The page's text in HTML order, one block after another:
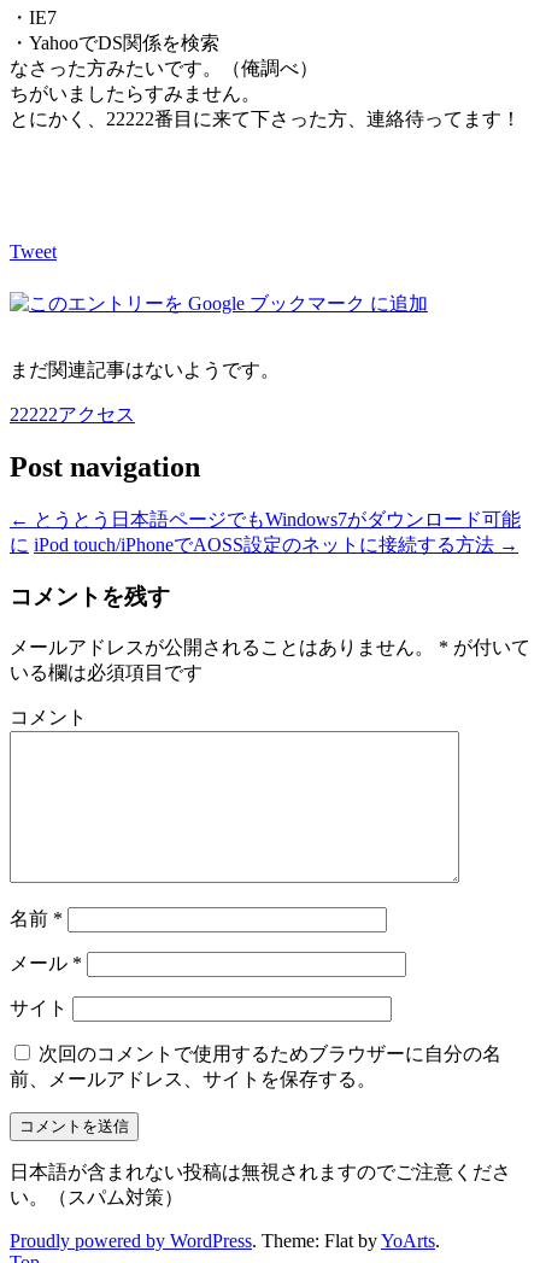
・IE7
・YahooでDS関係を検索
なさった方みたいです。（俺調べ）
ちがいましたらすみません。
とにかく、22222番目に来て下さった方、連絡待ってます！
Tweet
まだ関連記事はないようです。
22222アクセス
Post navigation
← とうとう日本語ページでもWindows7がダウンロード可能
に iPod touch/iPhoneでAOSS設定のネットに接続する方法 →
コメントを残す
メールアドレスが公開されることはありません。 * が付いて
いる欄は必須項目です
コメント
名前 *
メール *
サイト
次回のコメントで使用するためブラウザーに自分の名
前、メールアドレス、サイトを保存する。
日本語が含まれない投稿は無視されますのでご注意くださ
い。（スパム対策）
Proudly powered by WordPress. Theme: Flat byYoArts.